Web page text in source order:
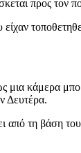
προς τον
κάμερα
Δευτέρα.
από τη βάση